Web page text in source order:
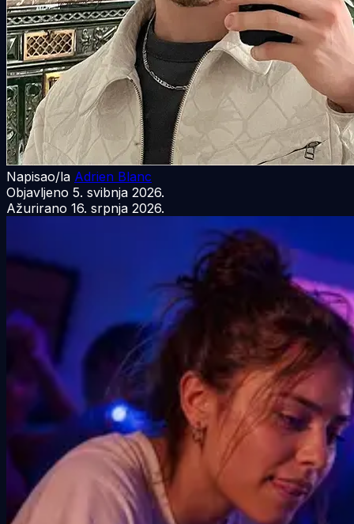
Napisao/la Adrien Blanc
Objavljeno 5. svibnja 2026.
Ažurirano 16. srpnja 2026.